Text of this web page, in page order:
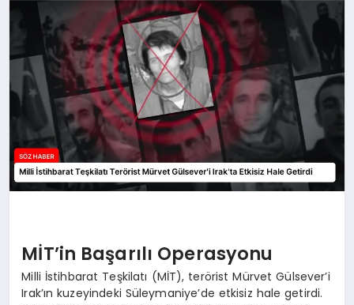
MİT’in Başarılı Operasyonu
Milli İstihbarat Teşkilatı (MİT), terörist Mürvet Gülsever’i
Irak’ın kuzeyindeki Süleymaniye’de etkisiz hale getirdi.